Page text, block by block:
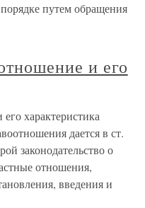
путем обращения
и его
характеристика
дается в ст.
законодательство о
отношения,
введения и